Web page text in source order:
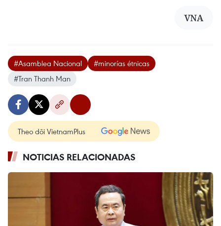
VNA
#Asamblea Nacional
#minorías étnicas
#Tran Thanh Man
Theo dõi VietnamPlus
NOTICIAS RELACIONADAS